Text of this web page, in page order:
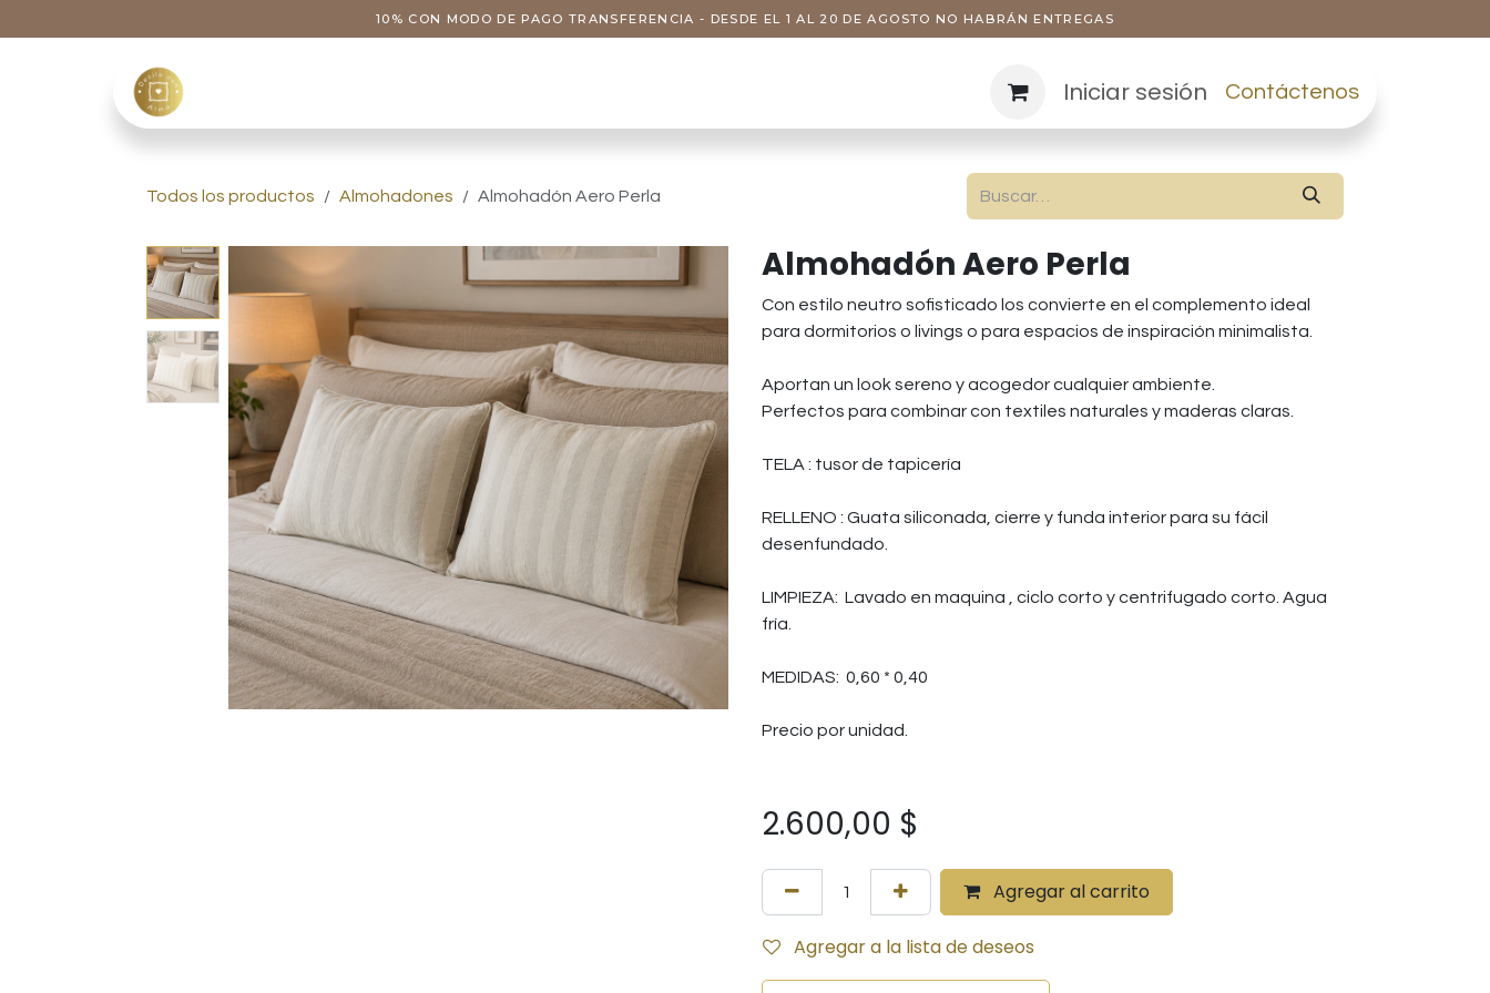
10% CON MODO DE PAGO TRANSFERENCIA - DESDE EL 1 AL 20 DE AGOSTO NO HABRÁN ENTREGAS
Iniciar sesión Contáctenos
Todos los productos Almohadones Almohadón Aero Perla
Almohadón Aero Perla
Con estilo neutro sofisticado los convierte en el complemento ideal
para dormitorios o livings o para espacios de inspiración minimalista.
Aportan un look sereno y acogedor cualquier ambiente.
Perfectos para combinar con textiles naturales y maderas claras.
TELA : tusor de tapicería
RELLENO : Guata siliconada, cierre y funda interior para su fácil
desenfundado.
LIMPIEZA: Lavado en maquina , ciclo corto y centrifugado corto. Agua
fría.
MEDIDAS: 0,60 * 0,40
Precio por unidad.
2.600,00 $
Agregar al carrito
Agregar a la lista de deseos